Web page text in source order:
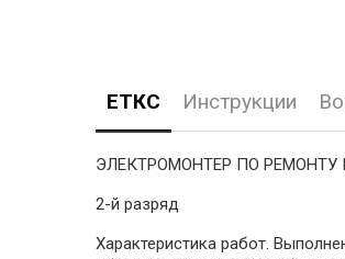
ЕТКС Инструкции
ЭЛЕКТРОМОНТЕР ПО
2-й разряд
Характеристика работ.